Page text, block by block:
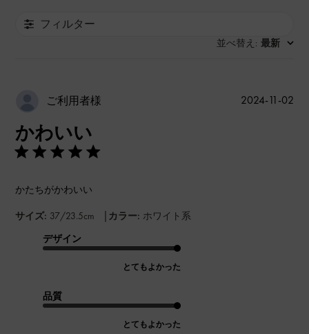
フィルター
並べ替え : 最新
ご利用者様
かわいい
かたちがかわいい
サイズ: 37/23.5cm | カラー: ホワイト系
デザイン
とてもよかった
品質
とてもよかった
公
2024-11-02